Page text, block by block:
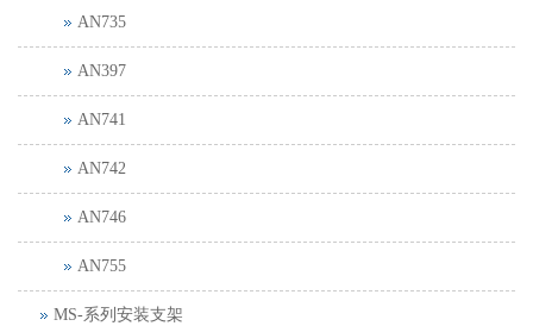
AN735
AN397
AN741
AN742
AN746
AN755
MS-系列安装支架